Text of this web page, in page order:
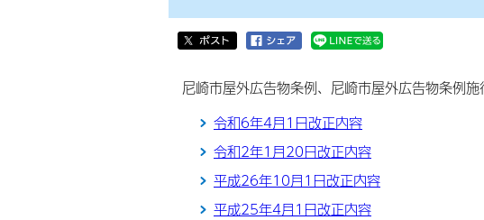
尼崎市屋外広告物条例、尼崎市屋外広告物条例施
令和6年4月1日改正内容
令和2年1月20日改正内容
平成26年10月1日改正内容
平成25年4月1日改正内容